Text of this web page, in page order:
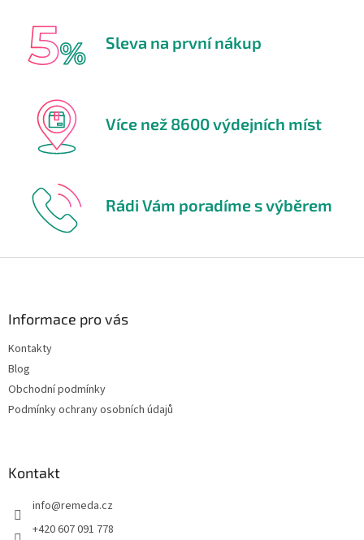
Sleva na první nákup
Více než 8600 výdejních míst
Rádi Vám poradíme s výběrem
Informace pro vás
Kontakty
Blog
Obchodní podmínky
Podmínky ochrany osobních údajů
Kontakt
info@remeda.cz
+420 607 091 778